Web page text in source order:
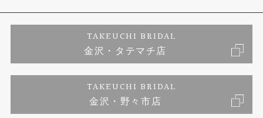
婚約ネックレス
ダイヤモンド
ジュエリーリフォーム
プロポーズサポート
ブランドリスト
福井指輪工房｜手作りペアリング
お客様の声
プライバシーポリシー
TAKEUCHI BRIDAL
金沢・タテマチ店
TAKEUCHI BRIDAL
金沢・野々市店